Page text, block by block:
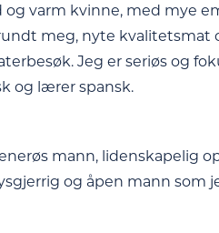
varm kvinne, med mye
meg, nyte kvalitetsmat
Jeg er seriøs og
og lærer spansk.
mann, lidenskapelig
og åpen mann